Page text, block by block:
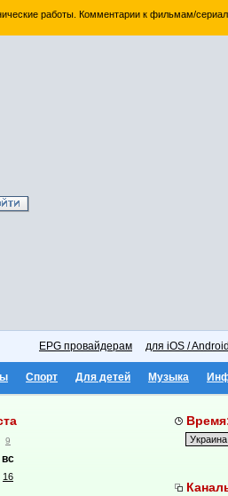
работы. Комментарии к фильмам/
EPG провайдерам для iOS /
Спорт Для детей Музыка
9
вс
16